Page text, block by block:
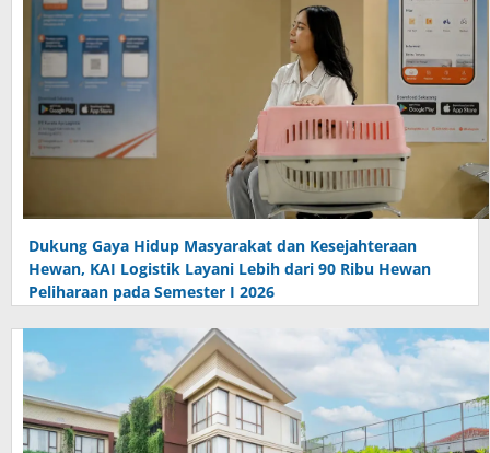
Dukung Gaya Hidup Masyarakat dan Kesejahteraan
Hewan, KAI Logistik Layani Lebih dari 90 Ribu Hewan
Peliharaan pada Semester I 2026